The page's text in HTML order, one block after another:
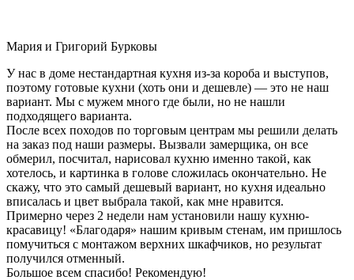
Мария и Григорий Бурковы
У нас в доме нестандартная кухня из-за короба и выступов,
поэтому готовые кухни (хоть они и дешевле) — это не наш
вариант. Мы с мужем много где были, но не нашли
подходящего варианта.
После всех походов по торговым центрам мы решили делать
на заказ под наши размеры. Вызвали замерщика, он все
обмерил, посчитал, нарисовал кухню именно такой, как
хотелось, и картинка в голове сложилась окончательно. Не
скажу, что это самый дешевый вариант, но кухня идеально
вписалась и цвет выбрала такой, как мне нравится.
Примерно через 2 недели нам установили нашу кухню-
красавицу! «Благодаря» нашим кривым стенам, им пришлось
помучиться с монтажом верхних шкафчиков, но результат
получился отменный.
Большое всем спасибо! Рекомендую!